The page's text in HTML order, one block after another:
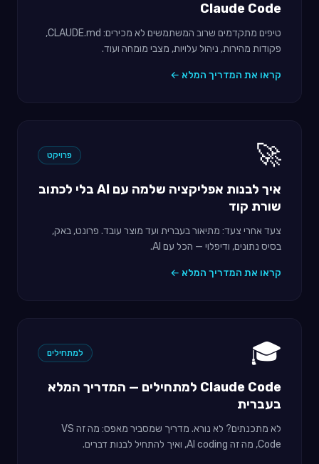
Claude Code
טיפים מתקדמים שרוב המשתמשים לא מכירים: CLAUDE.md,
פקודות מהירות, ניהול עלויות, מצבי מומחה ועוד.
קראו את המדריך המלא ←
🚀 פרויקט
איך לבנות אפליקציה שלמה עם AI בלי לכתוב
שורת קוד
צעד אחרי צעד: מתיאור בעברית ועד מוצר עובד. פרונט, באק,
בסיס נתונים, ודיפלוי — הכל עם AI.
קראו את המדריך המלא ←
🎓 למתחילים
Claude Code למתחילים — המדריך המלא
בעברית
לא מתכנתים? לא נורא. מדריך שמסביר מאפס: מה זה VS
Code, מה זה AI coding, ואיך להתחיל לבנות דברים.